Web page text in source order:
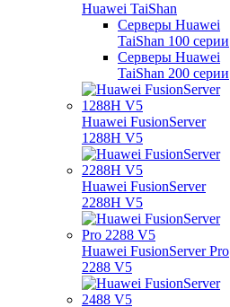
Huawei TaiShan
Серверы Huawei
TaiShan 100 серии
Серверы Huawei
TaiShan 200 серии
Huawei FusionServer
1288H V5
Huawei FusionServer
2288H V5
Huawei FusionServer Pro
2288 V5